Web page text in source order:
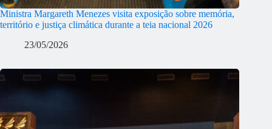
Ministra Margareth Menezes visita exposição sobre memória,
território e justiça climática durante a teia nacional 2026
23/05/2026